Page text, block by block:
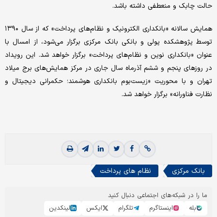
حالت چابک و منعطفی داشته باشد.
همایش سالانه «بانکداری الکترونیک و نظام‌های پرداخت» که از سال ۱۳۹۰
توسط پژوهشکده پولی و بانکی بانک مرکزی برگزار می‌شود، از امسال با
عنوان «بانکداری نوین و نظام‌های پرداخت» برگزار خواهد شد. این رویداد
در روزهای پنجم و ششم آذرماه سال جاری در مرکز همایش‌های برج میلاد
تهران و با محوریت «زیست‌بوم بانکداری هوشمند؛ حکمرانی دیجیتال و
نظارت فناورانه» برگزار خواهد شد.
بانک مرکزی نظام های پرداخت
ما را در شبکه‌های اجتماعی دنبال کنید
بله
اینستاگرم تلگرام ایکس لینکدین